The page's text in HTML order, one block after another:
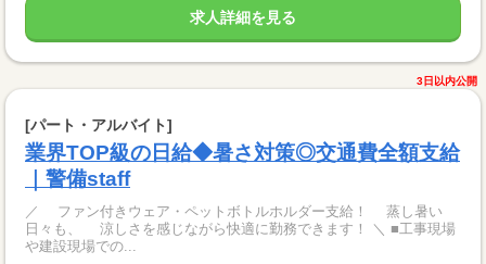
求人詳細を見る
3日以内公開
[パート・アルバイト]
業界TOP級の日給◆暑さ対策◎交通費全額支給
｜警備staff
／ ファン付きウェア・ペットボトルホルダー支給！ 蒸し暑い
日々も、 涼しさを感じながら快適に勤務できます！ ＼ ■工事現場
や建設現場での...